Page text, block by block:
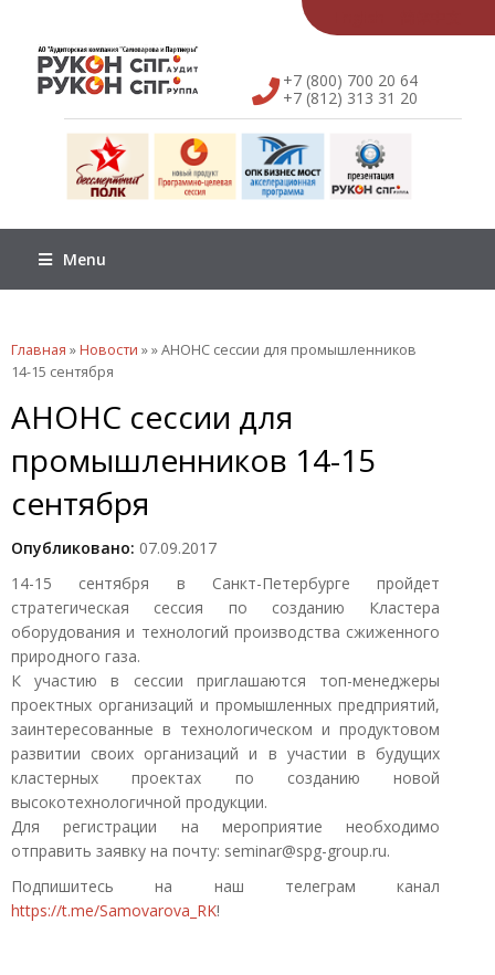
+7 (800) 700 20 64
+7 (812) 313 31 20
Menu
Вы здесь
Главная »Новости »» АНОНС сессии для промышленников
14-15 сентября
АНОНС сессии для
промышленников 14-15
сентября
Опубликовано: 07.09.2017
14-15 сентября в Санкт-Петербурге пройдет
стратегическая сессия по созданию Кластера
оборудования и технологий производства сжиженного
природного газа.
К участию в сессии приглашаются топ-менеджеры
проектных организаций и промышленных предприятий,
заинтересованные в технологическом и продуктовом
развитии своих организаций и в участии в будущих
кластерных проектах по созданию новой
высокотехнологичной продукции.
Для регистрации на мероприятие необходимо
отправить заявку на почту: seminar@spg-group.ru.
Подпишитесь на наш телеграм канал
https://t.me/Samovarova_RK!